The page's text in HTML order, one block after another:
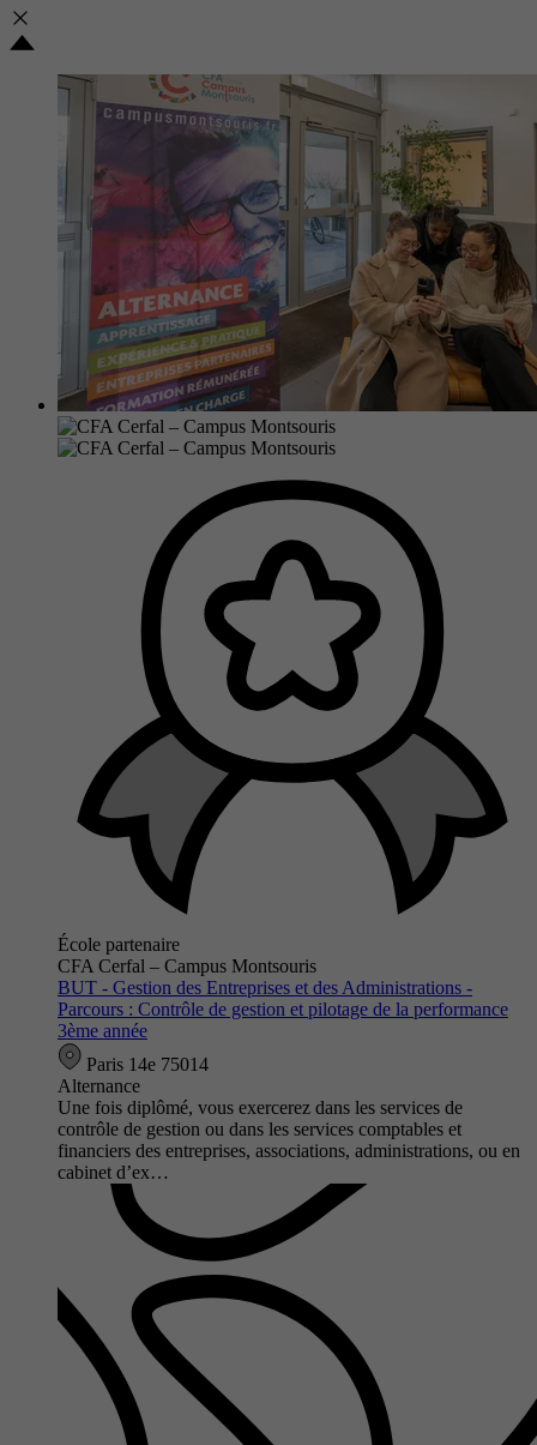
École partenaire
CFA Cerfal – Campus Montsouris
BUT - Gestion des Entreprises et des Administrations -
Parcours : Contrôle de gestion et pilotage de la performance
3ème année
Paris 14e 75014
Alternance
Une fois diplômé, vous exercerez dans les services de
contrôle de gestion ou dans les services comptables et
financiers des entreprises, associations, administrations, ou en
cabinet d’ex…